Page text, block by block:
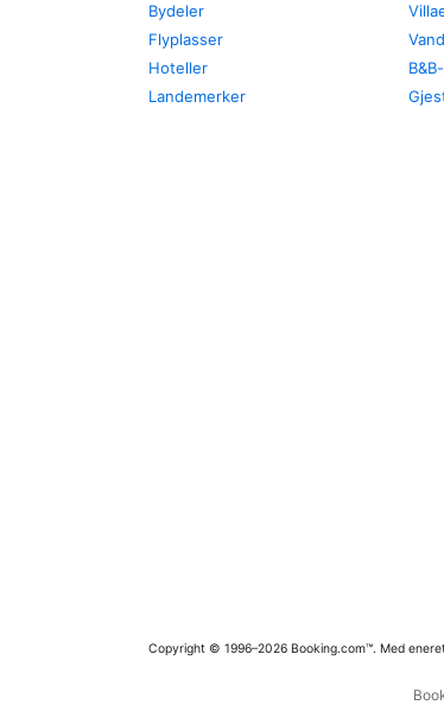
Bydeler
Flyplasser
Hoteller
Landemerker
Copyright © 1996–2026 Booking.com™. Med